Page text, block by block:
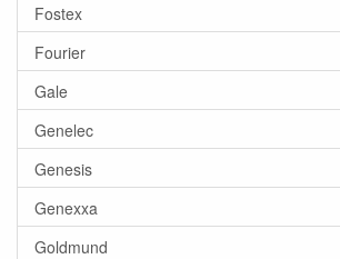
Fostex
Fourier
Gale
Genelec
Genesis
Genexxa
Goldmund